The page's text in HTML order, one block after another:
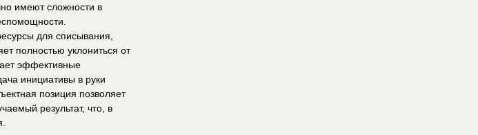
имеют сложности в
для списывания,
полностью уклониться от
эффективные
инициативы в руки
позиция позволяет
результат, что, в